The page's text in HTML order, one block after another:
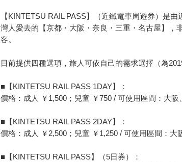
【KINTETSU RAIL PASS】（近鐵電車周遊券）是
灣人愛去的【京都・大阪・奈良・三重・名古屋】，
客。
目前提供四種選項，旅人可依自己的需求選擇（為
■【KINTETSU RAIL PASS 1DAY】：
價格：成人 ￥1,500；兒童 ￥750 / 可使用區間：大阪
■【KINTETSU RAIL PASS 2DAY】：
價格：成人 ￥2,500；兒童 ￥1,250 / 可使用區間：大
■【KINTETSU RAIL PASS】（5日券）：